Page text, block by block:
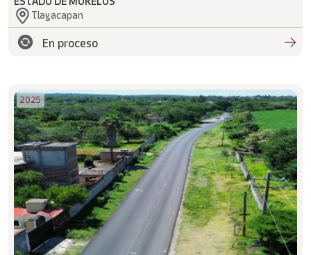
Tlayacapan
En proceso
2025